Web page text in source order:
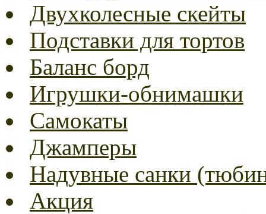
Двухколесные скейты
Подставки для тортов
Баланс борд
Игрушки-обнимашки
Самокаты
Джамперы
Надувные санки
Акция